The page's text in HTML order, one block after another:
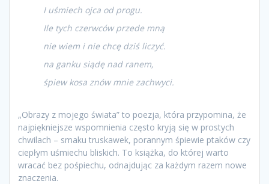
I uśmiech ojca od progu.
Ile tych czerwców przede mną
nie wiem i nie chcę dziś liczyć.
na ganku siądę nad ranem,
śpiew kosa znów mnie zachwyci.
„Obrazy z mojego świata” to poezja, która przypomina, że
najpiękniejsze wspomnienia często kryją się w prostych
chwilach – smaku truskawek, porannym śpiewie ptaków czy
ciepłym uśmiechu bliskich. To książka, do której warto
wracać bez pośpiechu, odnajdując za każdym razem nowe
znaczenia.